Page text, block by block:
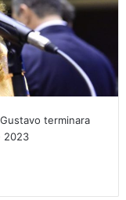
terminara
2023